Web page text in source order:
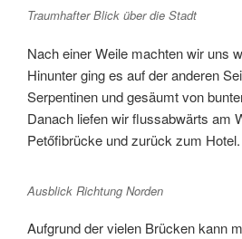
Traumhafter Blick über die Stadt
Nach einer Weile machten wir uns
Hinunter ging es auf der anderen
Serpentinen und gesäumt von
Danach liefen wir flussabwärts am
Petőfibrücke und zurück zum Hotel.
Ausblick Richtung Norden
Aufgrund der vielen Brücken kann